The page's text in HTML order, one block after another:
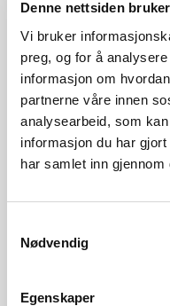
Denne nettsiden
Vi bruker
preg, og for å
informasjon om
partnerne våre innen
analysearbeid, som
informasjon du har
har samlet inn
Nødvendig
Egenskaper
012/
til
variert